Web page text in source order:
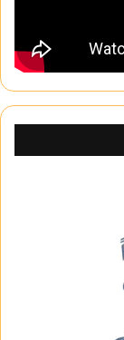
منظف
النظيف
منظف
النظيف